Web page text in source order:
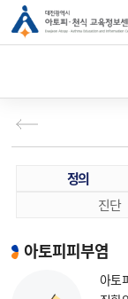
정의
진단
아토피피부염
아토